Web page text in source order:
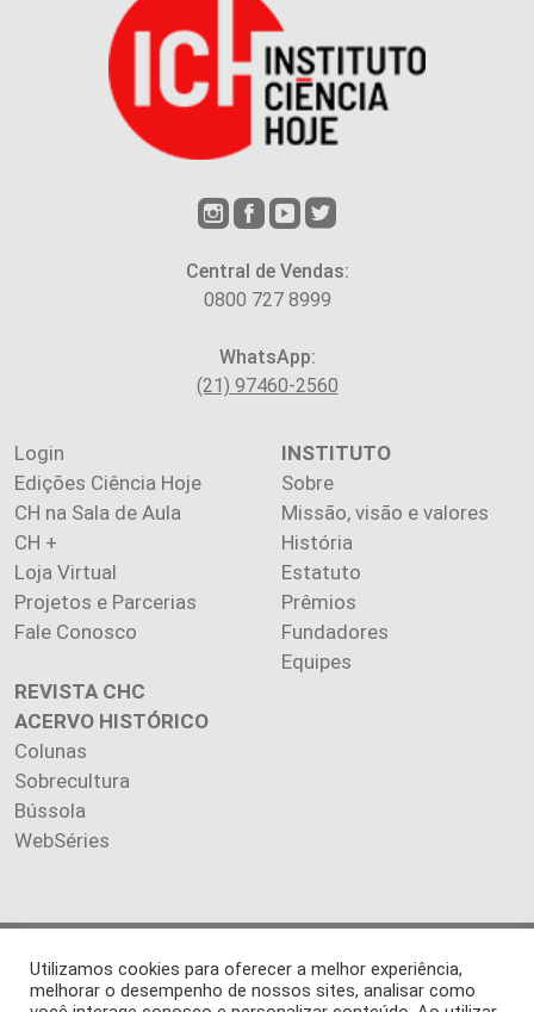
Central de Vendas:
0800 727 8999
WhatsApp:
(21) 97460-2560
Login
Edições Ciência Hoje
CH na Sala de Aula
CH +
Loja Virtual
Projetos e Parcerias
Fale Conosco
INSTITUTO
Sobre
Missão, visão e valores
História
Estatuto
Prêmios
Fundadores
Equipes
REVISTA CHC
ACERVO HISTÓRICO
Colunas
Sobrecultura
Bússola
WebSéries
Copyright 2026 INSTITUTO CIÊNCIA HOJE. Todos os direitos
reservados.
Utilizamos cookies para oferecer a melhor experiência,
melhorar o desempenho de nossos sites, analisar como